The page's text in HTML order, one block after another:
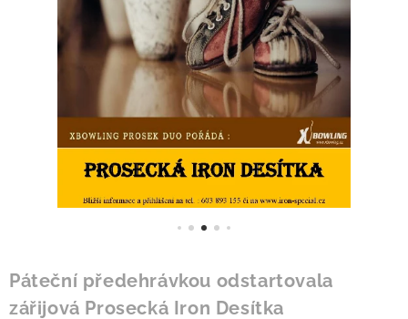
Páteční předehrávkou odstartovala
zářijová Prosecká Iron Desítka